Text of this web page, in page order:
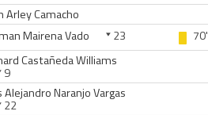
Arley Camacho
Mairena Vado 23
70'
Castañeda Williams
9
Alejandro Naranjo Vargas
22